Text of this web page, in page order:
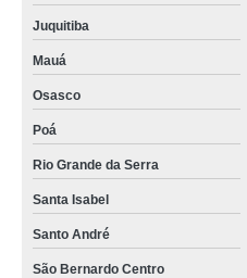
Juquitiba
Mauá
Osasco
Poá
Rio Grande da Serra
Santa Isabel
Santo André
São Bernardo Centro